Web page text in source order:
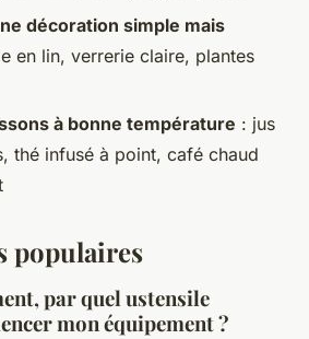
décoration simple mais
en lin, verrerie claire, plantes
à bonne température : jus
thé infusé à point, café chaud
populaires
par quel ustensile
mon équipement ?